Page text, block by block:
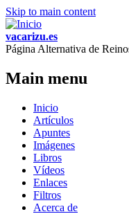
Skip to main content
vacarizu.es
Página Alternativa de
Main menu
Inicio
Artículos
Apuntes
Imágenes
Libros
Vídeos
Enlaces
Filtros
Acerca de